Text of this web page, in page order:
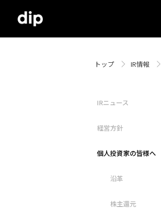
トップ IR情報
IRニュース
経営方針
個人投資家の皆様へ
沿革
株主還元